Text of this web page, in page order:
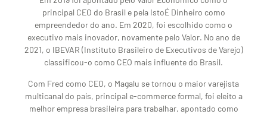
principal CEO do Brasil e pela IstoÉ Dinheiro como
empreendedor do ano. Em 2020, foi escolhido como o
executivo mais inovador, novamente pelo Valor. No ano de
2021, o IBEVAR (Instituto Brasileiro de Executivos de Varejo)
classificou-o como CEO mais influente do Brasil.
Com Fred como CEO, o Magalu se tornou o maior varejista
multicanal do país, principal e-commerce formal, foi eleito a
melhor empresa brasileira para trabalhar, apontado como